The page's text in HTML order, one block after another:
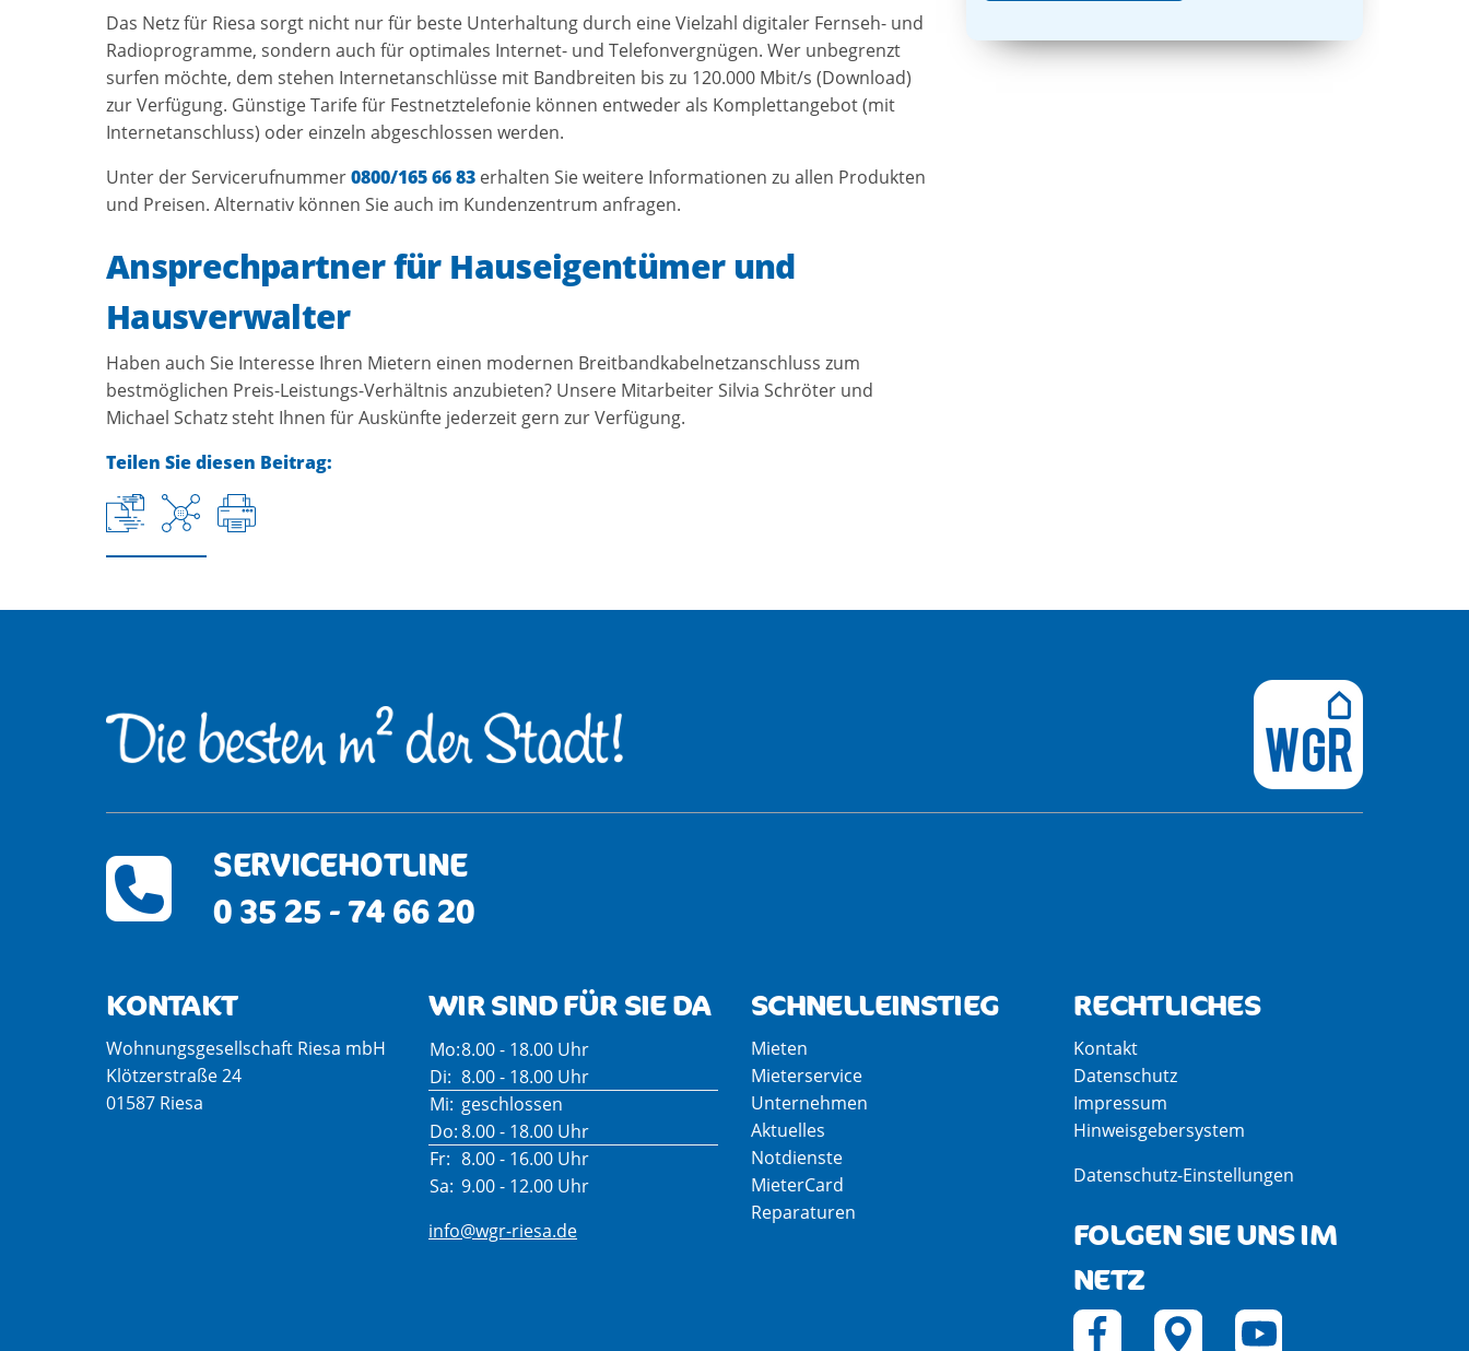
Das Netz für Riesa sorgt nicht nur für beste Unterhaltung durch eine Vielzahl digitaler Fernseh- und
Radioprogramme, sondern auch für optimales Internet- und Telefonvergnügen. Wer unbegrenzt
surfen möchte, dem stehen Internetanschlüsse mit Bandbreiten bis zu 120.000 Mbit/s (Download)
zur Verfügung. Günstige Tarife für Festnetztelefonie können entweder als Komplettangebot (mit
Internetanschluss) oder einzeln abgeschlossen werden.
Unter der Servicerufnummer0800/165 66 83 erhalten Sie weitere Informationen zu allen Produkten
und Preisen. Alternativ können Sie auch im Kundenzentrum anfragen.
Ansprechpartner für Hauseigentümer und
Hausverwalter
Haben auch Sie Interesse Ihren Mietern einen modernen Breitbandkabelnetzanschluss zum
bestmöglichen Preis-Leistungs-Verhältnis anzubieten? Unsere Mitarbeiter Silvia Schröter und
Michael Schatz steht Ihnen für Auskünfte jederzeit gern zur Verfügung.
Teilen Sie diesen Beitrag:
SERVICEHOTLINE
0 35 25 - 74 66 20
KONTAKT
Wohnungsgesellschaft Riesa mbH
Klötzerstraße 24
01587 Riesa
WIR SIND FÜR SIE DA
Mo:8.00 - 18.00 Uhr
Di: 8.00 - 18.00 Uhr
Mi: geschlossen
Do:8.00 - 18.00 Uhr
Fr: 8.00 - 16.00 Uhr
Sa: 9.00 - 12.00 Uhr
info@wgr-riesa.de
SCHNELLEINSTIEG
Mieten
Mieterservice
Unternehmen
Aktuelles
Notdienste
MieterCard
Reparaturen
RECHTLICHES
Kontakt
Datenschutz
Impressum
Hinweisgebersystem
Datenschutz-Einstellungen
FOLGEN SIE UNS IM
NETZ